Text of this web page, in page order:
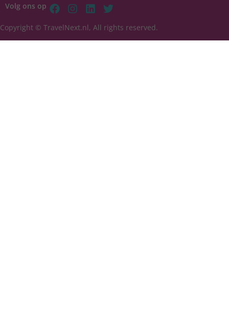
Volg ons op
Copyright © TravelNext.nl, All rights reserved.